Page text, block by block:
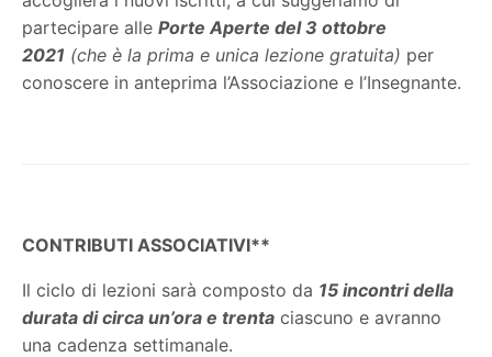
partecipare allePorte Aperte del 3 ottobre
2021 (che è la prima e unica lezione gratuita) per
conoscere in anteprima l’Associazione e l’Insegnante.
CONTRIBUTI ASSOCIATIVI**
Il ciclo di lezioni sarà composto da 15 incontri della
durata di circa un’ora e trenta ciascuno e avranno
una cadenza settimanale.